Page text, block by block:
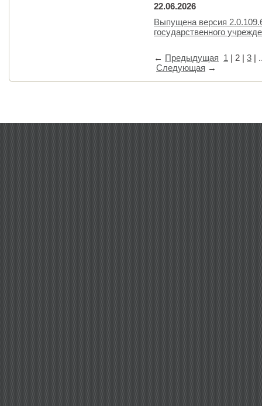
22.06.2026
Выпущена версия
государственного
← Предыдущая 1 | 2 | 3 |
Следующая →